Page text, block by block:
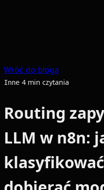
Wróć do bloga
Inne 4 min czytania
Routing
LLM w n8n: